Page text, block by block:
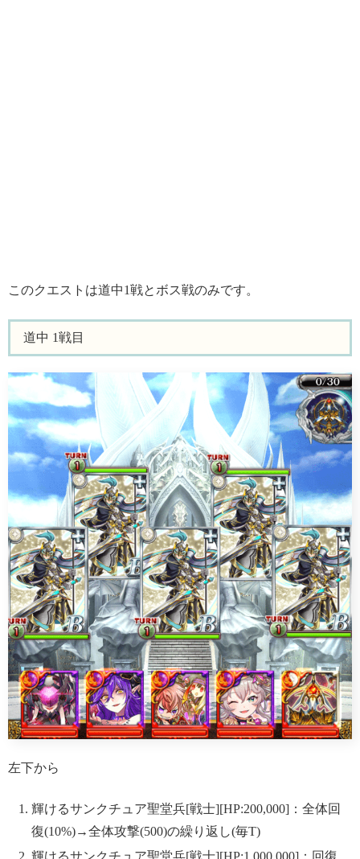
このクエストは道中1戦とボス戦のみです。
道中 1戦目
左下から
輝けるサンクチュア聖堂兵[戦士][HP:200,000]：全体回
復(10%)→全体攻撃(500)の繰り返し(毎T)
輝けるサンクチュア聖堂兵[戦士][HP:1,000,000]：回復